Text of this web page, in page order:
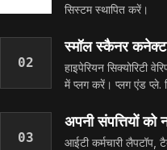
सिस्टम स्थापित करें।
02
स्मॉल स्कैनर
हाइपेरियन सिक्योरिटी
में प्लग करें। प्लग एंड प्ले.
03
अपनी संपत्तियों को
आईटी कर्मचारी